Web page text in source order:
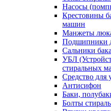
Насосы
Крестовины
машин
Манжеты
Подшипники
Сальники
УБЛ
стиральных
Средство для
Антисифон
Баки,
Болты